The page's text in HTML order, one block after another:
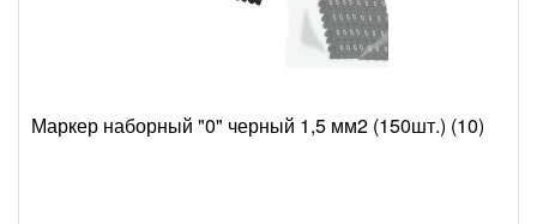
Маркер наборный "0" черный 1,5 мм2 (150шт.) (10)